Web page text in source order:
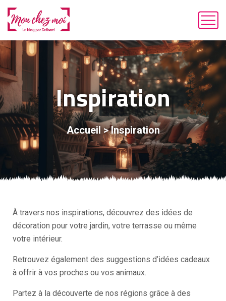
Inspiration
Accueil>Inspiration
À travers nos inspirations, découvrez des idées de
décoration pour votre jardin, votre terrasse ou même
votre intérieur.
Retrouvez également des suggestions d’idées cadeaux
à offrir à vos proches ou vos animaux.
Partez à la découverte de nos régions grâce à des